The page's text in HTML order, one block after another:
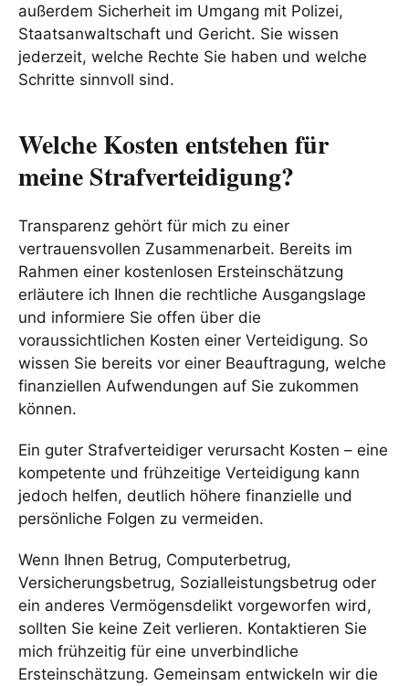
außerdem Sicherheit im Umgang mit Polizei,
Staatsanwaltschaft und Gericht. Sie wissen
jederzeit, welche Rechte Sie haben und welche
Schritte sinnvoll sind.
Welche Kosten entstehen für
meine Strafverteidigung?
Transparenz gehört für mich zu einer
vertrauensvollen Zusammenarbeit. Bereits im
Rahmen einer kostenlosen Ersteinschätzung
erläutere ich Ihnen die rechtliche Ausgangslage
und informiere Sie offen über die
voraussichtlichen Kosten einer Verteidigung. So
wissen Sie bereits vor einer Beauftragung, welche
finanziellen Aufwendungen auf Sie zukommen
können.
Ein guter Strafverteidiger verursacht Kosten – eine
kompetente und frühzeitige Verteidigung kann
jedoch helfen, deutlich höhere finanzielle und
persönliche Folgen zu vermeiden.
Wenn Ihnen Betrug, Computerbetrug,
Versicherungsbetrug, Sozialleistungsbetrug oder
ein anderes Vermögensdelikt vorgeworfen wird,
sollten Sie keine Zeit verlieren. Kontaktieren Sie
mich frühzeitig für eine unverbindliche
Ersteinschätzung. Gemeinsam entwickeln wir die